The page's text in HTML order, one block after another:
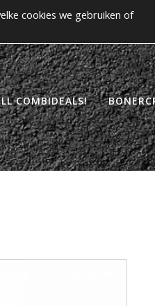
ZOEKEN
COMBIDEALS!
cookies we gebruiken of